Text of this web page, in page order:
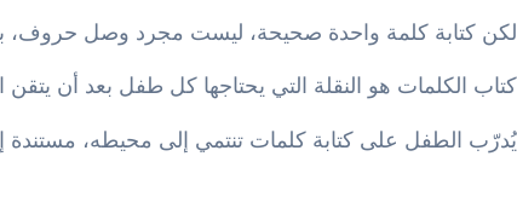
لكن كتابة كلمة واحدة صحيحة، ليست مجرد وصل حروف، بل
كتاب الكلمات هو النقلة التي يحتاجها كل طفل بعد أن
يُدرّب الطفل على كتابة كلمات تنتمي إلى محيطه، مستندة